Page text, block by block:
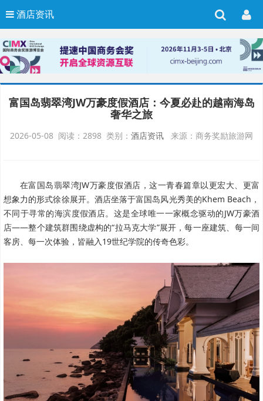
酒店资讯
富国岛翡翠湾JW万豪度假酒店：今夏必赴的越南海岛
奢华之旅
2026-05-08 阅读：2898 类别： 酒店资讯 来源：商务奖励旅游网
在富国岛翡翠湾JW万豪度假酒店，这一青春篇章以更宏大、更富
想象力的形式徐徐展开。酒店坐落于富国岛风光秀美的Khem Beach，
不同于寻常的海滨度假酒店。这是全球唯一一家概念驱动的JW万豪酒
店——整个建筑群围绕虚构的“拉马克大学”展开，每一座建筑、每一间
客房、每一次体验，皆融入19世纪学院的传奇色彩。